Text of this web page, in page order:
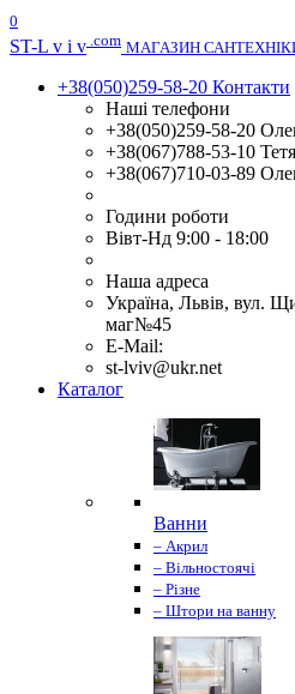
0
ST-L v i v .com МАГАЗИН
+38(050)259-58-20 Контакти
Наші телефони
+38(050)259-58-20
+38(067)788-53-10
+38(067)710-03-89
Години роботи
Вівт-Нд 9:00 - 18:00
Наша адреса
Україна, Львів, вул.
маг№45
E-Mail:
st-lviv@ukr.net
Каталог
Ванни
– Акрил
– Вільностоячі
– Різне
– Штори на ванну